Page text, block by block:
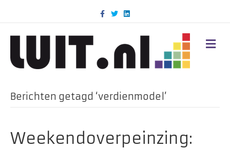
c
k
T
w
i
n
d
M
E
Berichten getagd ‘verdienmodel’
Weekendoverpeinzing: